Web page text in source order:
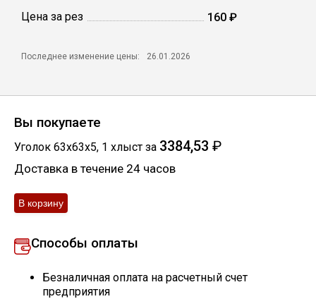
Цена за рез 160 ₽
Последнее изменение цены: 26.01.2026
Вы покупаете
Уголок 63х63х5, 1 хлыст за 3384,53 ₽
Доставка в течение 24 часов
Способы оплаты
Безналичная оплата на расчетный счет
предприятия